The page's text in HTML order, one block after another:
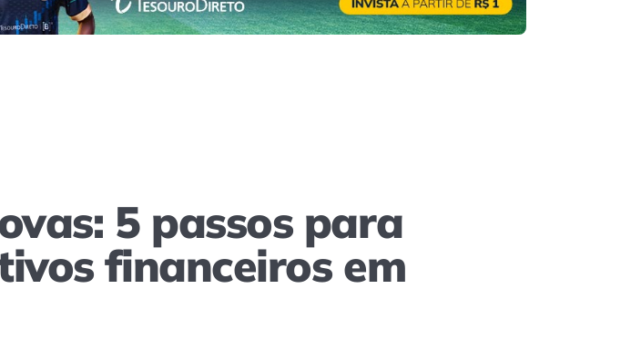
5 passos para
financeiros em